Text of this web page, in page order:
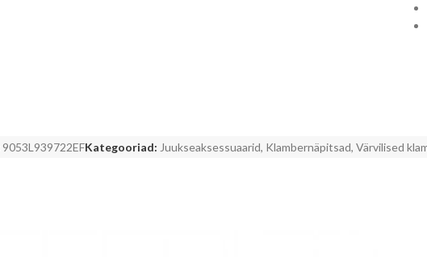
9053L939722EFKategooriad: Juukseaksessuaarid, Klambernäpitsad, Värvilised